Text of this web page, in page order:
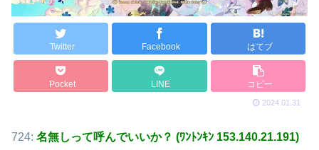
Twitter Facebook はてブ
Pocket LINE コピー
2024.01.31
724: 名無しって呼んでいいか？ (ﾜﾝﾄﾝｷﾝ 153.140.21.191)